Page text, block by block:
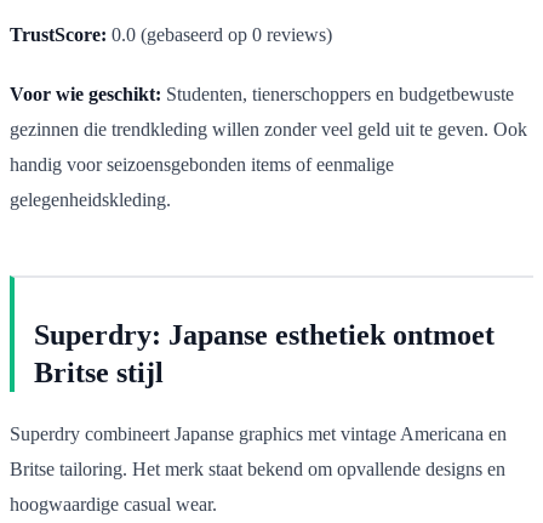
TrustScore: 0.0 (gebaseerd op 0 reviews)
Voor wie geschikt: Studenten, tienerschoppers en budgetbewuste
gezinnen die trendkleding willen zonder veel geld uit te geven. Ook
handig voor seizoensgebonden items of eenmalige
gelegenheidskleding.
Superdry: Japanse esthetiek ontmoet
Britse stijl
Superdry combineert Japanse graphics met vintage Americana en
Britse tailoring. Het merk staat bekend om opvallende designs en
hoogwaardige casual wear.